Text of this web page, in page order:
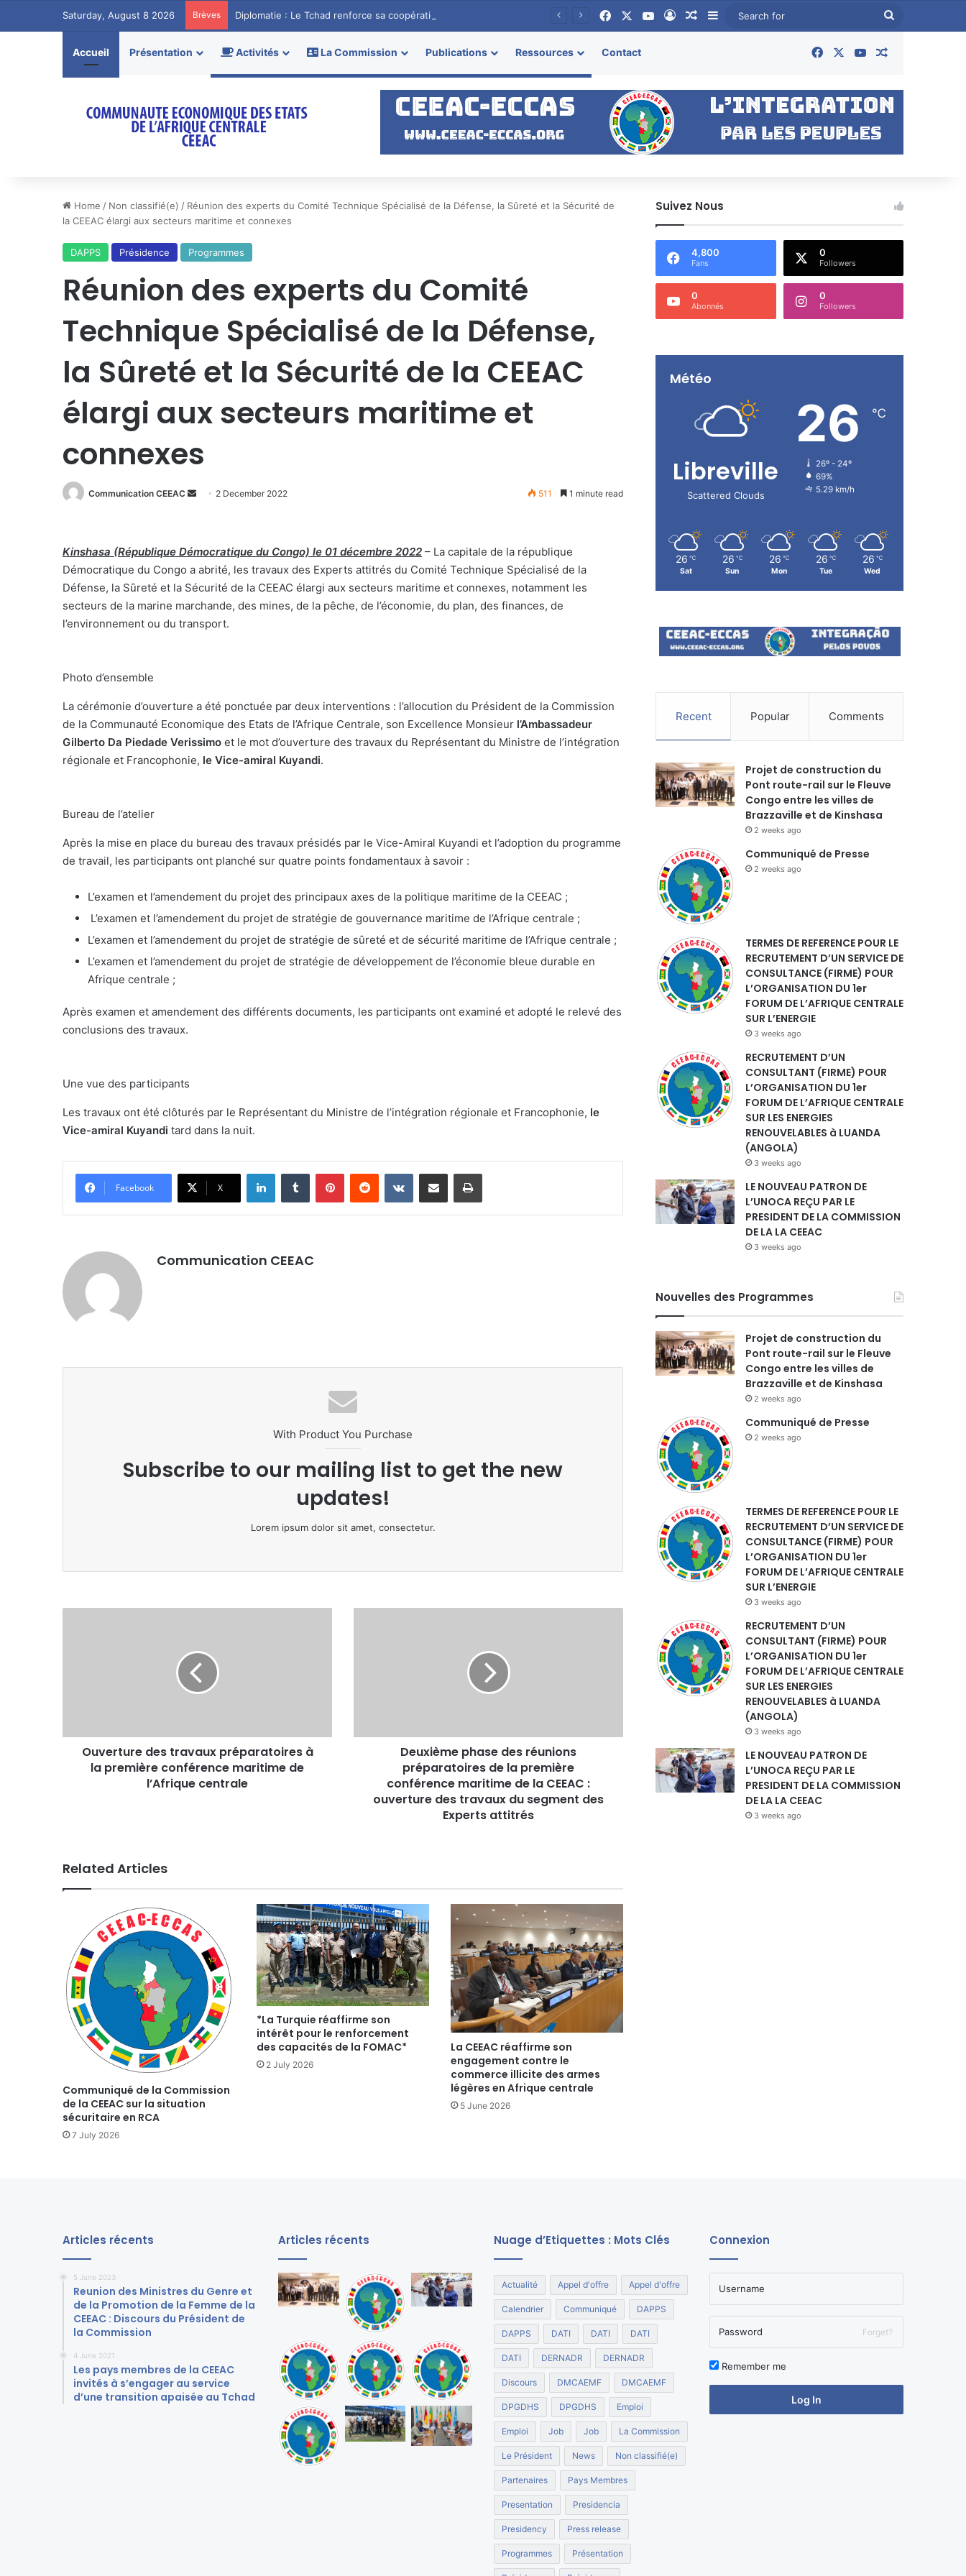
Saturday, August 8 2026 Brèves Diplomatie : Le Tchad renforce sa coopération avec la CEEAC FacebookYouTube
Log InRandom Article
Sidebar
Search
Accueil Présentation Activités La Commission Publications Ressources Contact FacebookYouTubeRandom
Home / Non classifié(e) / Réunion des experts du Comité Technique Spécialisé de la Défense, la Sûreté et la Sécurité de
la CEEAC élargi aux secteurs maritime et connexes
DAPPS Présidence Programmes
Réunion des experts du Comité
Technique Spécialisé de la Défense,
la Sûreté et la Sécurité de la CEEAC
élargi aux secteurs maritime et
connexes
Communication CEEAC
Send 2 December 2022 511 1 minute read
Kinshasa (République Démocratique du Congo) le 01 décembre 2022 – La capitale de la république
Démocratique du Congo a abrité, les travaux des Experts attitrés du Comité Technique Spécialisé de la
Défense, la Sûreté et la Sécurité de la CEEAC élargi aux secteurs maritime et connexes, notamment les
secteurs de la marine marchande, des mines, de la pêche, de l’économie, du plan, des finances, de
l’environnement ou du transport.
Photo d’ensemble
La cérémonie d’ouverture a été ponctuée par deux interventions : l’allocution du Président de la Commission
de la Communauté Economique des Etats de l’Afrique Centrale, son Excellence Monsieur l’Ambassadeur
Gilberto Da Piedade Verissimo et le mot d’ouverture des travaux du Représentant du Ministre de l’intégration
régionale et Francophonie, le Vice-amiral Kuyandi.
Bureau de l’atelier
Après la mise en place du bureau des travaux présidés par le Vice-Amiral Kuyandi et l’adoption du programme
de travail, les participants ont planché sur quatre points fondamentaux à savoir :
L’examen et l’amendement du projet des principaux axes de la politique maritime de la CEEAC ;
L’examen et l’amendement du projet de stratégie de gouvernance maritime de l’Afrique centrale ;
L’examen et l’amendement du projet de stratégie de sûreté et de sécurité maritime de l’Afrique centrale ;
L’examen et l’amendement du projet de stratégie de développement de l’économie bleue durable en
Afrique centrale ;
Après examen et amendement des différents documents, les participants ont examiné et adopté le relevé des
conclusions des travaux.
Une vue des participants
Les travaux ont été clôturés par le Représentant du Ministre de l’intégration régionale et Francophonie, le
Vice-amiral Kuyandi tard dans la nuit.
Facebook X
LinkedInTumblr PinterestReddit VKontakteShare via Email Print
Communication CEEAC
With Product You Purchase
Subscribe to our mailing list to get the new
updates!
Lorem ipsum dolor sit amet, consectetur.
maritime
l’Afrique
Ouverture des travaux préparatoires à
la première conférence maritime de
l’Afrique centrale
conférence
CEEAC :
des
attitrés
Deuxième phase des réunions
préparatoires de la première
conférence maritime de la CEEAC :
ouverture des travaux du segment des
Experts attitrés
Related Articles
Communiqué de la Commission
de la CEEAC sur la situation
sécuritaire en RCA
7 July 2026
*La Turquie réaffirme son
intérêt pour le renforcement
des capacités de la FOMAC*
2 July 2026
La CEEAC réaffirme son
engagement contre le
commerce illicite des armes
légères en Afrique centrale
5 June 2026
Suivez Nous
4,800
Fans
0
Followers
0
Abonnés
0
Followers
Météo
Libreville
Scattered Clouds
26 ℃
26º - 24º
69%
5.29 km/h
26 ℃
Sat
26 ℃
Sun
26 ℃
Mon
26 ℃
Tue
26 ℃
Wed
Recent Popular Comments
Projet de construction du
Pont route-rail sur le Fleuve
Congo entre les villes de
Brazzaville et de Kinshasa
2 weeks ago
Communiqué de Presse
2 weeks ago
TERMES DE REFERENCE POUR LE
RECRUTEMENT D’UN SERVICE DE
CONSULTANCE (FIRME) POUR
L’ORGANISATION DU 1er
FORUM DE L’AFRIQUE CENTRALE
SUR L’ENERGIE
3 weeks ago
RECRUTEMENT D’UN
CONSULTANT (FIRME) POUR
L’ORGANISATION DU 1er
FORUM DE L’AFRIQUE CENTRALE
SUR LES ENERGIES
RENOUVELABLES à LUANDA
(ANGOLA)
3 weeks ago
LE NOUVEAU PATRON DE
L’UNOCA REÇU PAR LE
PRESIDENT DE LA COMMISSION
DE LA LA CEEAC
3 weeks ago
Nouvelles des Programmes
Projet de construction du
Pont route-rail sur le Fleuve
Congo entre les villes de
Brazzaville et de Kinshasa
2 weeks ago
Communiqué de Presse
2 weeks ago
TERMES DE REFERENCE POUR LE
RECRUTEMENT D’UN SERVICE DE
CONSULTANCE (FIRME) POUR
L’ORGANISATION DU 1er
FORUM DE L’AFRIQUE CENTRALE
SUR L’ENERGIE
3 weeks ago
RECRUTEMENT D’UN
CONSULTANT (FIRME) POUR
L’ORGANISATION DU 1er
FORUM DE L’AFRIQUE CENTRALE
SUR LES ENERGIES
RENOUVELABLES à LUANDA
(ANGOLA)
3 weeks ago
LE NOUVEAU PATRON DE
L’UNOCA REÇU PAR LE
PRESIDENT DE LA COMMISSION
DE LA LA CEEAC
3 weeks ago
Articles récents
5 June 2023
Reunion des Ministres du Genre et
de la Promotion de la Femme de la
CEEAC : Discours du Président de
la Commission
4 June 2021
Les pays membres de la CEEAC
invités à s’engager au service
d’une transition apaisée au Tchad
Articles récents Nuage d’Etiquettes : Mots Clés
Actualité Appel d'offre Appel d'offre
Calendrier Communiqué DAPPS
DAPPS DATI DATI DATI
DATI DERNADR DERNADR
Discours DMCAEMF DMCAEMF
DPGDHS DPGDHS Emploi
Emploi Job Job La Commission
Le Président News Non classifié(e)
Partenaires Pays Membres
Presentation Presidencia
Presidency Press release
Programmes Présentation
Connexion
Forget?
Remember me
Log In